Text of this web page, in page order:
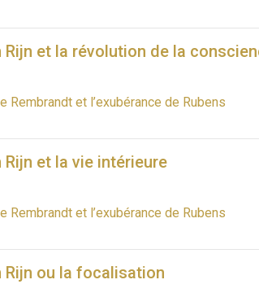
Rijn et la révolution de la
Rembrandt et l’exubérance de Rubens
Rijn et la vie intérieure
Rembrandt et l’exubérance de Rubens
Rijn ou la focalisation